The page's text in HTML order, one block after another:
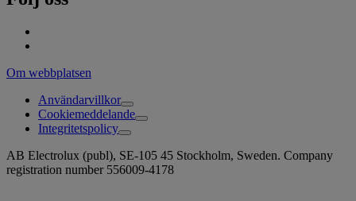
Om webbplatsen
Användarvillkor
Cookiemeddelande
Integritetspolicy
AB Electrolux (publ), SE-105 45 Stockholm, Sweden. Company
registration number 556009-4178